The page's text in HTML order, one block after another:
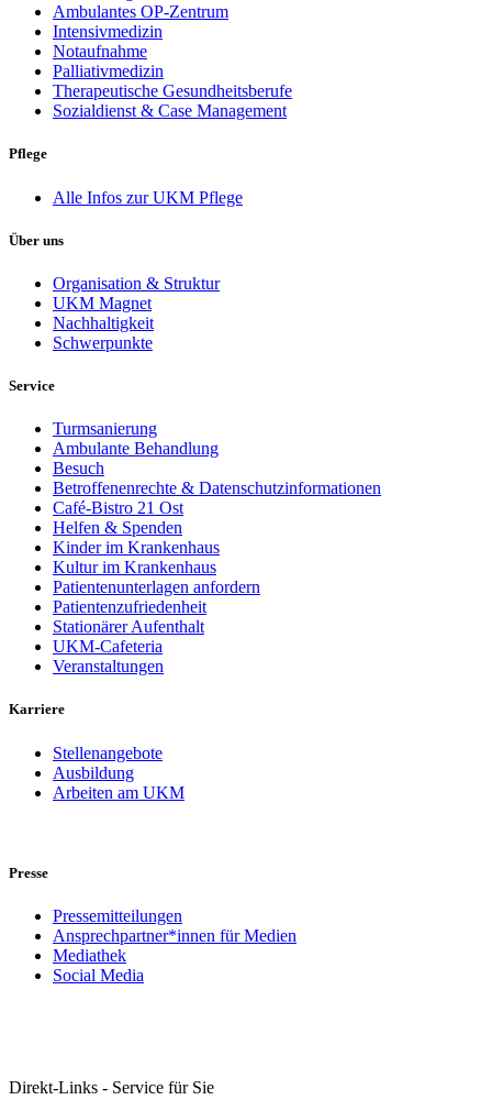
Ambulantes OP-Zentrum
Intensivmedizin
Notaufnahme
Palliativmedizin
Therapeutische Gesundheitsberufe
Sozialdienst & Case Management
Pflege
Alle Infos zur UKM Pflege
Über uns
Organisation & Struktur
UKM Magnet
Nachhaltigkeit
Schwerpunkte
Service
Turmsanierung
Ambulante Behandlung
Besuch
Betroffenenrechte & Datenschutzinformationen
Café-Bistro 21 Ost
Helfen & Spenden
Kinder im Krankenhaus
Kultur im Krankenhaus
Patientenunterlagen anfordern
Patientenzufriedenheit
Stationärer Aufenthalt
UKM-Cafeteria
Veranstaltungen
Karriere
Stellenangebote
Ausbildung
Arbeiten am UKM
Presse
Pressemitteilungen
Ansprechpartner*innen für Medien
Mediathek
Social Media
Direkt-Links - Service für Sie